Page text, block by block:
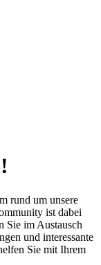
rund um unsere
ist dabei
Sie im Austausch
und interessante
Sie mit Ihrem